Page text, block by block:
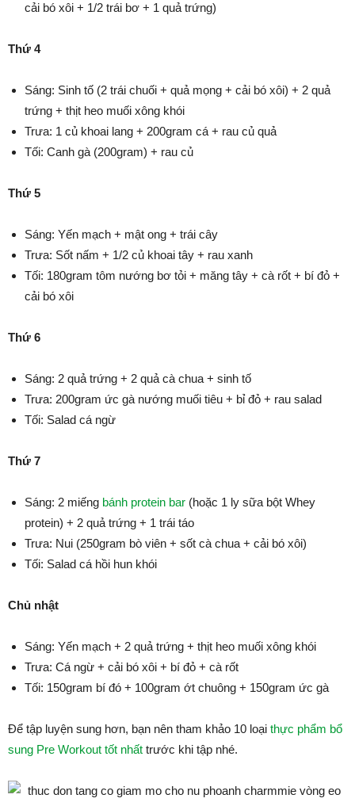
cải bó xôi + 1/2 trái bơ + 1 quả trứng)
Thứ 4
Sáng: Sinh tố (2 trái chuối + quả mọng + cải bó xôi) + 2 quả
trứng + thịt heo muối xông khói
Trưa: 1 củ khoai lang + 200gram cá + rau củ quả
Tối: Canh gà (200gram) + rau củ
Thứ 5
Sáng: Yến mạch + mật ong + trái cây
Trưa: Sốt nấm + 1/2 củ khoai tây + rau xanh
Tối: 180gram tôm nướng bơ tỏi + măng tây + cà rốt + bí đỏ +
cải bó xôi
Thứ 6
Sáng: 2 quả trứng + 2 quả cà chua + sinh tố
Trưa: 200gram ức gà nướng muối tiêu + bỉ đỏ + rau salad
Tối: Salad cá ngừ
Thứ 7
Sáng: 2 miếng bánh protein bar (hoặc 1 ly sữa bột Whey
protein) + 2 quả trứng + 1 trái táo
Trưa: Nui (250gram bò viên + sốt cà chua + cải bó xôi)
Tối: Salad cá hồi hun khói
Chủ nhật
Sáng: Yến mạch + 2 quả trứng + thịt heo muối xông khói
Trưa: Cá ngừ + cải bó xôi + bí đỏ + cà rốt
Tối: 150gram bí đó + 100gram ớt chuông + 150gram ức gà
Để tập luyện sung hơn, bạn nên tham khảo 10 loại thực phẩm bổ
sung Pre Workout tốt nhất trước khi tập nhé.